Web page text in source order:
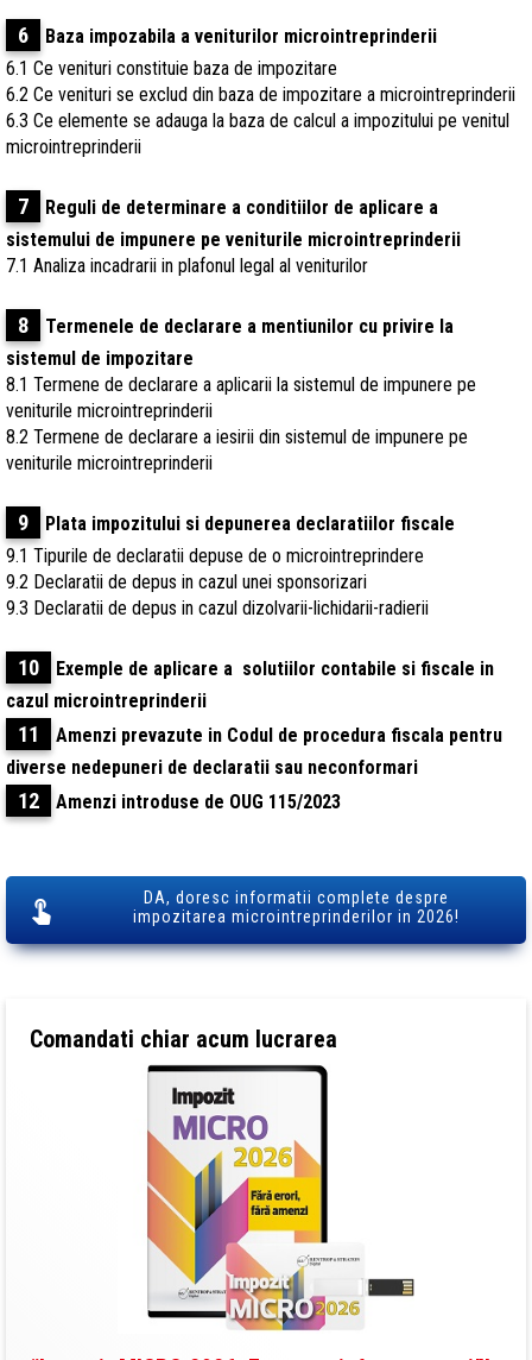
6
Baza impozabila a veniturilor microintreprinderii
6.1 Ce venituri constituie baza de impozitare
6.2 Ce venituri se exclud din baza de impozitare a microintreprinderii
6.3 Ce elemente se adauga la baza de calcul a impozitului pe venitul
microintreprinderii
7
Reguli de determinare a conditiilor de aplicare a
sistemului de impunere pe veniturile microintreprinderii
7.1 Analiza incadrarii in plafonul legal al veniturilor
8
Termenele de declarare a mentiunilor cu privire la
sistemul de impozitare
8.1 Termene de declarare a aplicarii la sistemul de impunere pe
veniturile microintreprinderii
8.2 Termene de declarare a iesirii din sistemul de impunere pe
veniturile microintreprinderii
9
Plata impozitului si depunerea declaratiilor fiscale
9.1 Tipurile de declaratii depuse de o microintreprindere
9.2 Declaratii de depus in cazul unei sponsorizari
9.3 Declaratii de depus in cazul dizolvarii-lichidarii-radierii
10
Exemple de aplicare a solutiilor contabile si fiscale in
cazul microintreprinderii
11
Amenzi prevazute in Codul de procedura fiscala pentru
diverse nedepuneri de declaratii sau neconformari
12 Amenzi introduse de OUG 115/2023
DA, doresc informatii complete despre
impozitarea microintreprinderilor in 2026!
Comandati chiar acum lucrarea